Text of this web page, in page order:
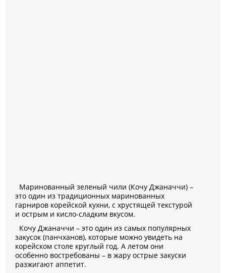
Маринованный зеленый чили (Кочу Джаначчи) –
это один из традиционных маринованных
гарниров корейской кухни, с хрустящей текстурой
и острым и кисло-сладким вкусом.
Кочу Джаначчи – это один из самых популярных
закусок (панчханов), которые можно увидеть на
корейском столе круглый год. А летом они
особенно востребованы – в жару острые закуски
разжигают аппетит.